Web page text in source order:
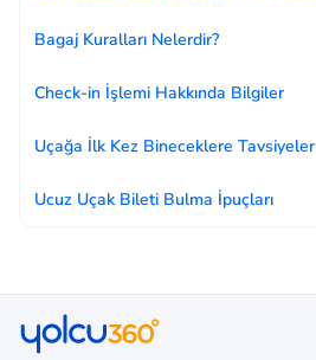
Bagaj Kuralları Nelerdir?
Check-in İşlemi Hakkında Bilgiler
Uçağa İlk Kez Bineceklere Tavsiyeler
Ucuz Uçak Bileti Bulma İpuçları